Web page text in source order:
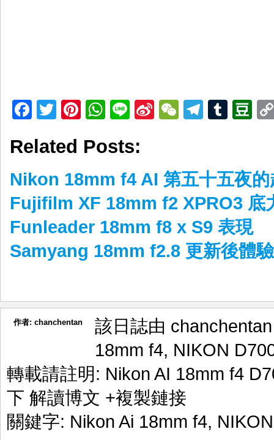
Facebook
TwitterPinterest
WhatsApp
LineSinaWeChat
Related Posts:
Nikon 18mm f4 AI 第五十五夜的
Fujifilm XF 18mm f2 XPRO3 底
Funleader 18mm f8 x S9 表現
Samyang 18mm f2.8 更新後體驗
作者: chanchentan
該日誌由
18mm f4, NIKON
轉載請註明: Nikon AI 18mm f4
下 解讀博文 +複製鏈接
關鍵字: Nikon Ai 18mm f4,